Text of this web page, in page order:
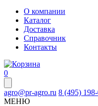
О компании
Каталог
Доставка
Справочник
Контакты
0
agro@pr-agro.ru 8 (495)
МЕНЮ